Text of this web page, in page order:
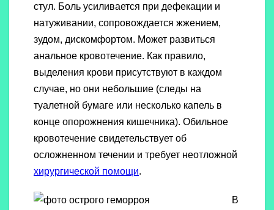
стул. Боль усиливается при дефекации и
натуживании, сопровождается жжением,
зудом, дискомфортом. Может развиться
анальное кровотечение. Как правило,
выделения крови присутствуют в каждом
случае, но они небольшие (следы на
туалетной бумаге или несколько капель в
конце опорожнения кишечника). Обильное
кровотечение свидетельствует об
осложненном течении и требует неотложной
хирургической помощи.
В